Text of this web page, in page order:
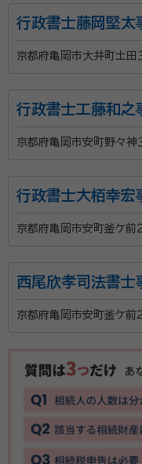
行政書士藤岡堅太
京都府亀岡市大井町土田
行政書士工藤和之
京都府亀岡市安町野々神
行政書士大栢幸宏
京都府亀岡市安町釜ケ前
西尾欣孝司法書士
京都府亀岡市安町釜ケ前